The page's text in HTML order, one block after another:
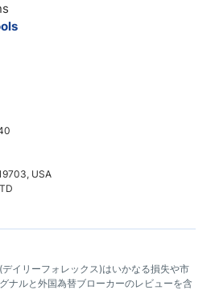
USA
イリーフォレックス)はいかなる損失や市
ナルと外国為替ブローカーのレビューを含